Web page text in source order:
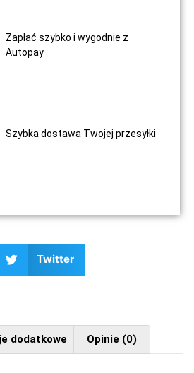
Twitter
Zapłać szybko i wygodnie z
Autopay
Szybka dostawa Twojej przesyłki
dodatkowe Opinie (0)